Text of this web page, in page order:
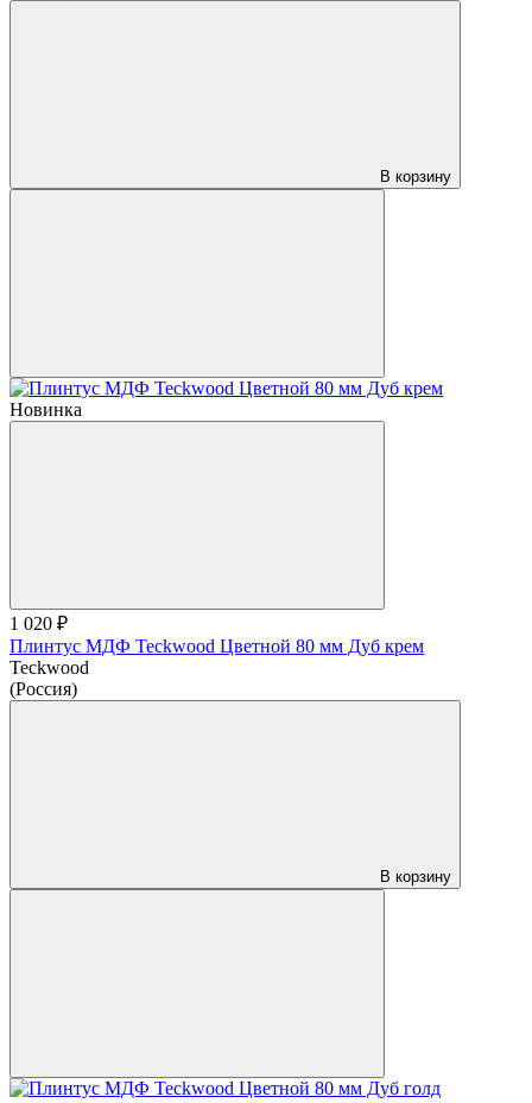
В корзину
Новинка
1 020 ₽
Плинтус МДФ Teckwood Цветной 80 мм Дуб крем
Teckwood
(Россия)
В корзину